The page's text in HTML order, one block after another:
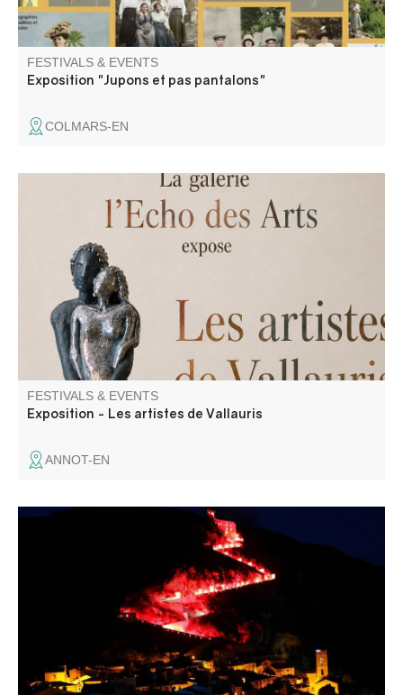
FESTIVALS & EVENTS
Exposition "Jupons et pas pantalons"
COLMARS-EN
The Echo des Arts Gallery is showcasing artists from
Vallauris: Véronique Disalvo, Amid Belatach, and Soft.
FESTIVALS & EVENTS
Exposition - Les artistes de Vallauris
ANNOT-EN
La Citadelle s'enflamme ! Venez assister à la montée aux
flambeaux et à l'embrasement de la Citadelle, suivi d'un